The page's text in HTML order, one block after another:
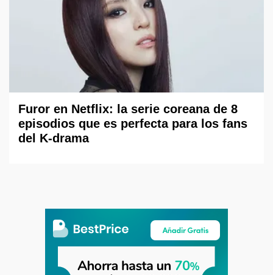
Furor en Netflix: la serie coreana de 8
episodios que es perfecta para los fans
del K-drama